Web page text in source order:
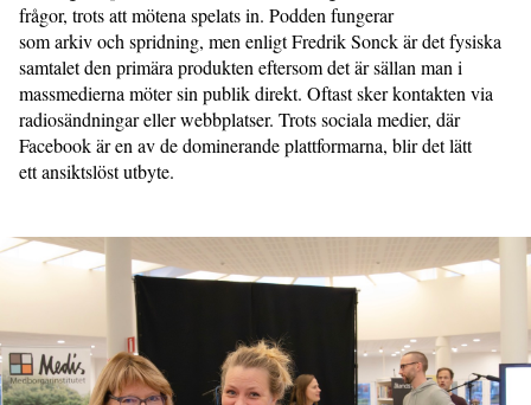
frågor, trots att mötena spelats in. Podden fungerar
som arkiv och spridning, men enligt Fredrik Sonck är det fysiska
samtalet den primära produkten eftersom det är sällan man i
massmedierna möter sin publik direkt. Oftast sker kontakten via
radiosändningar eller webbplatser. Trots sociala medier, där
Facebook är en av de dominerande plattformarna, blir det lätt
ett ansiktslöst utbyte.